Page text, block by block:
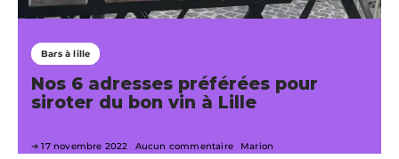
Bars à lille
Nos 6 adresses préférées pour
siroter du bon vin à Lille
17 novembre 2022 Aucun commentaire Marion